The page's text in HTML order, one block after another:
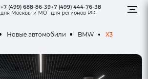
+7 (499) 688-86-39
для Москвы и МО
+7 (499) 444-76-38
для регионов РФ
Новые автомобили BMW X3